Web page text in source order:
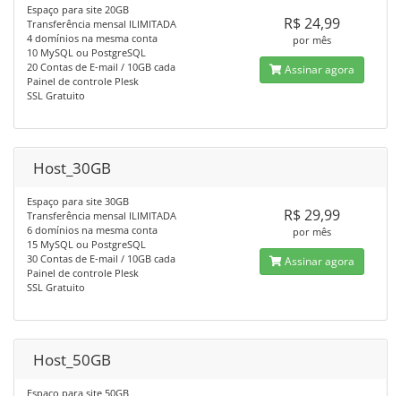
Espaço para site 20GB
Transferência mensal ILIMITADA
4 domínios na mesma conta
10 MySQL ou PostgreSQL
20 Contas de E-mail / 10GB cada
Painel de controle Plesk
SSL Gratuito
R$ 24,99
por mês
Assinar agora
Host_30GB
Espaço para site 30GB
Transferência mensal ILIMITADA
6 domínios na mesma conta
15 MySQL ou PostgreSQL
30 Contas de E-mail / 10GB cada
Painel de controle Plesk
SSL Gratuito
R$ 29,99
por mês
Assinar agora
Host_50GB
Espaço para site 50GB